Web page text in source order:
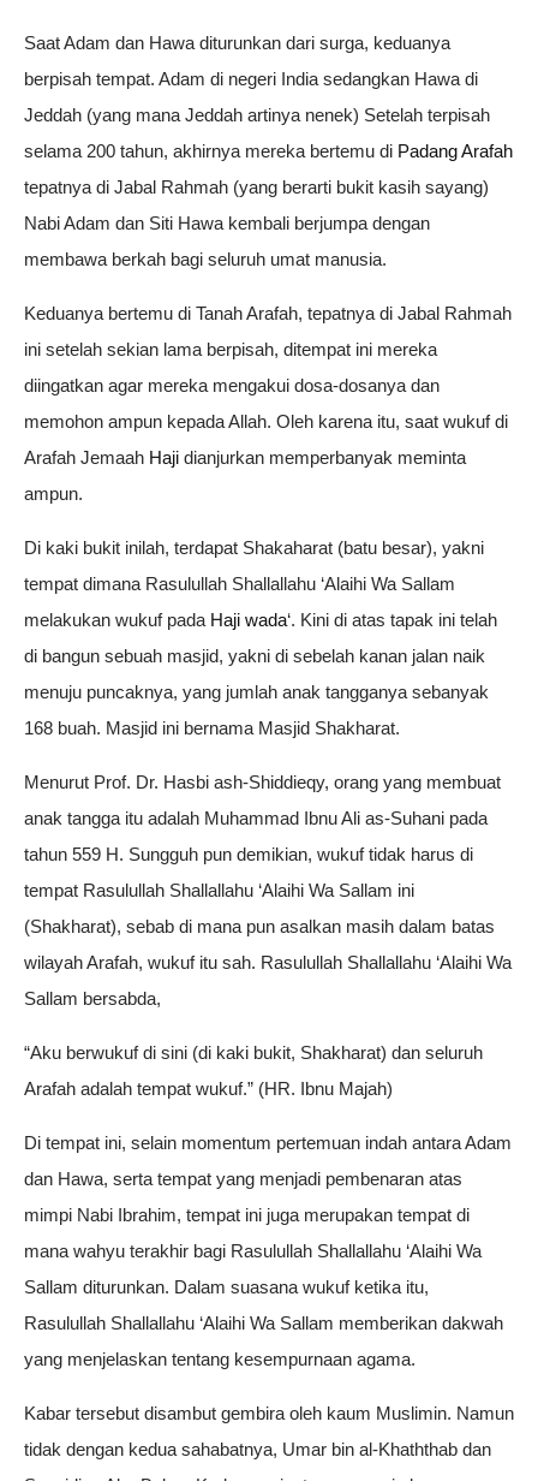
Saat Adam dan Hawa diturunkan dari surga, keduanya
berpisah tempat. Adam di negeri India sedangkan Hawa di
Jeddah (yang mana Jeddah artinya nenek) Setelah terpisah
selama 200 tahun, akhirnya mereka bertemu di Padang Arafah
tepatnya di Jabal Rahmah (yang berarti bukit kasih sayang)
Nabi Adam dan Siti Hawa kembali berjumpa dengan
membawa berkah bagi seluruh umat manusia.
Keduanya bertemu di Tanah Arafah, tepatnya di Jabal Rahmah
ini setelah sekian lama berpisah, ditempat ini mereka
diingatkan agar mereka mengakui dosa-dosanya dan
memohon ampun kepada Allah. Oleh karena itu, saat wukuf di
Arafah Jemaah Haji dianjurkan memperbanyak meminta
ampun.
Di kaki bukit inilah, terdapat Shakaharat (batu besar), yakni
tempat dimana Rasulullah Shallallahu ‘Alaihi Wa Sallam
melakukan wukuf pada Haji wada‘. Kini di atas tapak ini telah
di bangun sebuah masjid, yakni di sebelah kanan jalan naik
menuju puncaknya, yang jumlah anak tangganya sebanyak
168 buah. Masjid ini bernama Masjid Shakharat.
Menurut Prof. Dr. Hasbi ash-Shiddieqy, orang yang membuat
anak tangga itu adalah Muhammad Ibnu Ali as-Suhani pada
tahun 559 H. Sungguh pun demikian, wukuf tidak harus di
tempat Rasulullah Shallallahu ‘Alaihi Wa Sallam ini
(Shakharat), sebab di mana pun asalkan masih dalam batas
wilayah Arafah, wukuf itu sah. Rasulullah Shallallahu ‘Alaihi Wa
Sallam bersabda,
“Aku berwukuf di sini (di kaki bukit, Shakharat) dan seluruh
Arafah adalah tempat wukuf.” (HR. Ibnu Majah)
Di tempat ini, selain momentum pertemuan indah antara Adam
dan Hawa, serta tempat yang menjadi pembenaran atas
mimpi Nabi Ibrahim, tempat ini juga merupakan tempat di
mana wahyu terakhir bagi Rasulullah Shallallahu ‘Alaihi Wa
Sallam diturunkan. Dalam suasana wukuf ketika itu,
Rasulullah Shallallahu ‘Alaihi Wa Sallam memberikan dakwah
yang menjelaskan tentang kesempurnaan agama.
Kabar tersebut disambut gembira oleh kaum Muslimin. Namun
tidak dengan kedua sahabatnya, Umar bin al-Khaththab dan